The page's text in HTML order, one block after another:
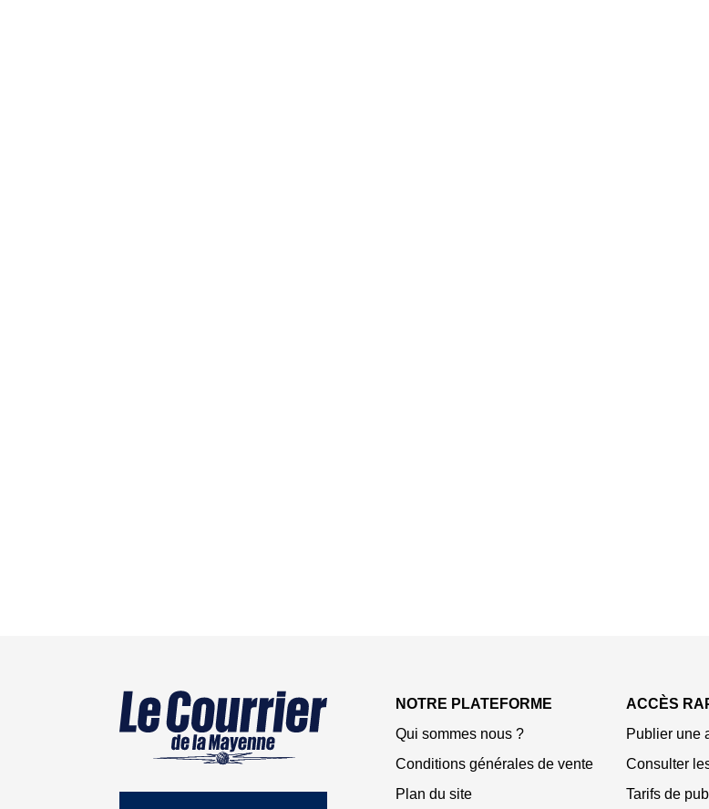
NOTRE PLATEFORME
Qui sommes nous ?
Conditions générales de vente
Plan du site
ACCÈS
Publier une
Consulter
Tarifs de